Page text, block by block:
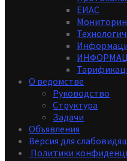
ЕИАС
О ведомстве
Руководство
Структура
Задачи
Объявления
Версия для
Политики